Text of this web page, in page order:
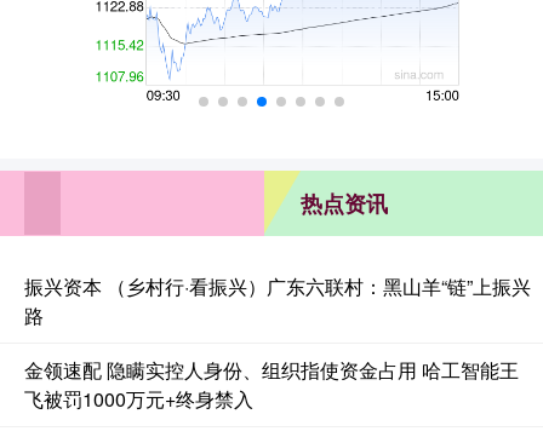
热点资讯
振兴资本 （乡村行·看振兴）广东六联村：黑山羊“链”上振兴
路
金领速配 隐瞒实控人身份、组织指使资金占用 哈工智能王
飞被罚1000万元+终身禁入